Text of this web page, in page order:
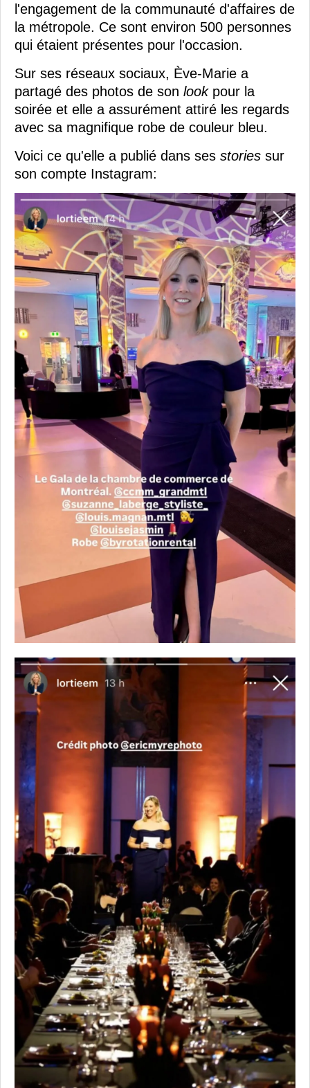
l'engagement de la communauté d'affaires de
la métropole. Ce sont environ 500 personnes
qui étaient présentes pour l'occasion.
Sur ses réseaux sociaux, Ève-Marie a
partagé des photos de son lookpour la
soirée et elle a assurément attiré les regards
avec sa magnifique robe de couleur bleu.
Voici ce qu'elle a publié dans ses stories sur
son compte Instagram: